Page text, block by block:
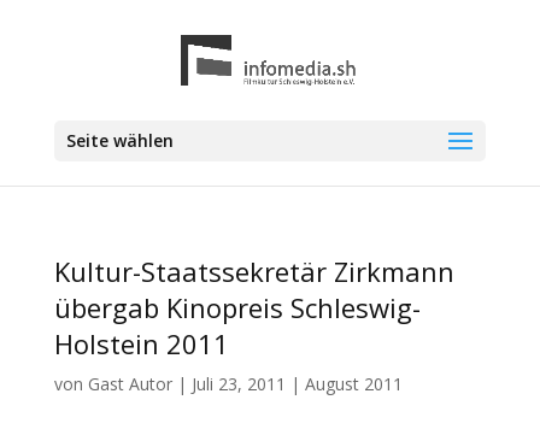
Seite wählen
Kultur-Staatssekretär Zirkmann
übergab Kinopreis Schleswig-
Holstein 2011
von Gast Autor| Juli 23, 2011 | August 2011